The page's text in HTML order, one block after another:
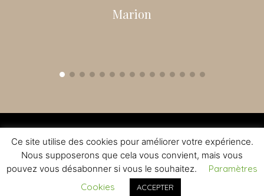
Marion
CGV-MENTIONS LÉGALES
L'ABUS D'ALCOOL EST DANGEREUX A LA SANTE - A CONSOMMER AVEC
MODERATION
Ce site utilise des cookies pour améliorer votre expérience.
Nous supposerons que cela vous convient, mais vous
pouvez vous désabonner si vous le souhaitez.
Paramètres
Cookies
ACCEPTER